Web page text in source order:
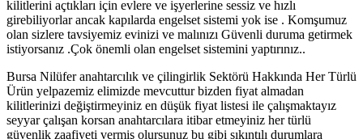
kilitlerini açtıkları için evlere ve işyerlerine sessiz ve hızlı
girebiliyorlar ancak kapılarda engelset sistemi yok ise . Komşumuz
olan sizlere tavsiyemiz evinizi ve malınızı Güvenli duruma getirmek
istiyorsanız .Çok önemli olan engelset sistemini yaptırınız..
Bursa Nilüfer anahtarcılık ve çilingirlik Sektörü Hakkında Her Türlü
Ürün yelpazemiz elimizde mevcuttur bizden fiyat almadan
kilitlerinizi değiştirmeyiniz en düşük fiyat listesi ile çalışmaktayız
seyyar çalışan korsan anahtarcılara itibar etmeyiniz her türlü
güvenlik zaafiyeti vermiş olursunuz bu gibi sıkıntılı durumlara